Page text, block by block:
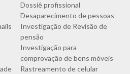
Dossiê profissional
Desaparecimento de pessoas
Investigação de Revisão de
pensão
Investigação para
comprovação de bens móveis
Rastreamento de celular